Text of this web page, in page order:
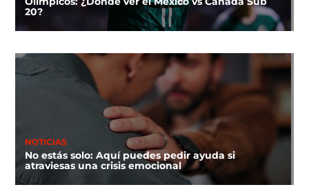
20?
NOTICIAS
No estás solo: Aquí puedes pedir ayuda si
atraviesas una crisis emocional